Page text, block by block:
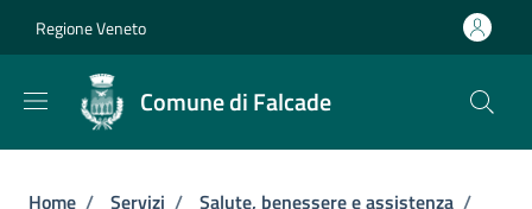
Regione Veneto
Comune di Falcade
Home / Servizi / Salute, benessere e assistenza /